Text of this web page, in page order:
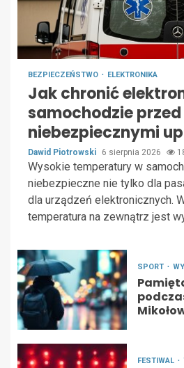
BEZPIECZEŃSTWO ELEKTRONIKA
Jak chronić
samochodzie przed
niebezpiecznymi
Dawid Piotrowski 6 sierpnia 2026
Wysokie temperatury w
niebezpieczne nie tylko dla
dla urządzeń elektronicznych.
temperatura na zewnątrz jest
SPORT
FESTIWAL